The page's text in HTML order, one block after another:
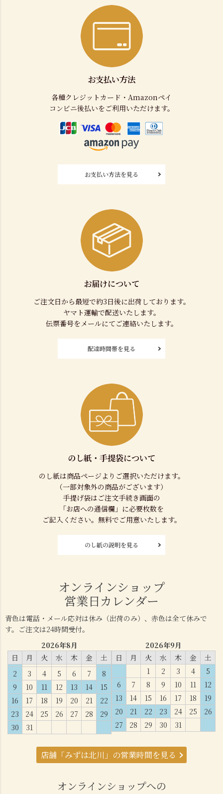
お支払い方法
各種クレジットカード・Amazonペイ
コンビニ後払いをご利用いただけます。
お支払い方法を見る
お届けについて
ご注文日から最短で約3日後に出荷しております。
ヤマト運輸で配送いたします。
伝票番号をメールにてご連絡いたします。
配達時間帯を見る
のし紙・手提袋について
のし紙は商品ページよりご選択いただけます。
（一部対象外の商品がございます）
手提げ袋はご注文手続き画面の
「お店への通信欄」に必要枚数を
ご記入ください。無料でご用意いたします。
のし紙の説明を見る
オンラインショップ
営業日カレンダー
青色は電話・メール応対は休み（出荷のみ）、赤色は全て休みで
す。ご注文は24時間受付。
2026年8月
日
月 火 水 木 金
土
2
3 4 5 6 7
8
9
10 11 12 13 14
15
16
17 18 19 20 21
22
23
24 25 26 27 28
29
30
31
2026年9月
日
月 火 水 木 金
土
1
2 3 4
5
6
7 8 9 10 11
12
13
14 15 16 17 18
19
20
21 22 23 24 25
26
27
28 29 30 31
店舗「みずは北川」の営業時間を見る
オンラインショップへの